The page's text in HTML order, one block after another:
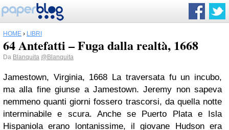
HOME › LIBRI
64 Antefatti – Fuga dalla realtà, 1668
Da Blanquita @Blanquita
Jamestown, Virginia, 1668 La traversata fu un incubo,
ma alla fine giunse a Jamestown. Jeremy non sapeva
nemmeno quanti giorni fossero trascorsi, da quella notte
interminabile e scura. Anche se Puerto Plata e Isla
Hispaniola erano lontanissime, il giovane Hudson era